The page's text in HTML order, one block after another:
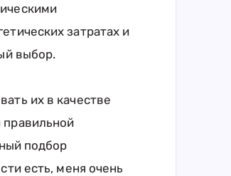
затратах и
выбор.
их в качестве
подбор
есть, меня очень